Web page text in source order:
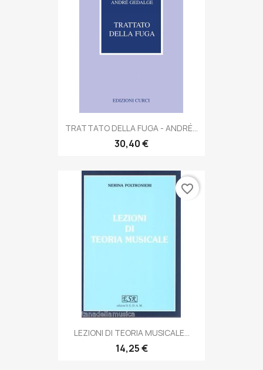
TRATTATO DELLA FUGA - ANDRÉ...
30,40 €
LEZIONI DI TEORIA MUSICALE...
14,25 €
favorite_border